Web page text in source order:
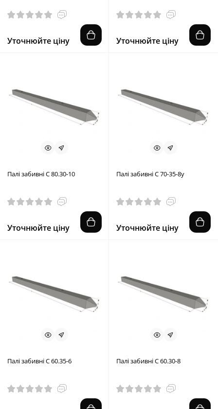
Уточнюйте ціну Уточнюйте ціну
Палі забивні С 80.30-10
Уточнюйте ціну
Палі забивні С 70-35-8у
Уточнюйте ціну
Палі забивні С 60.35-6 Палі забивні С 60.30-8